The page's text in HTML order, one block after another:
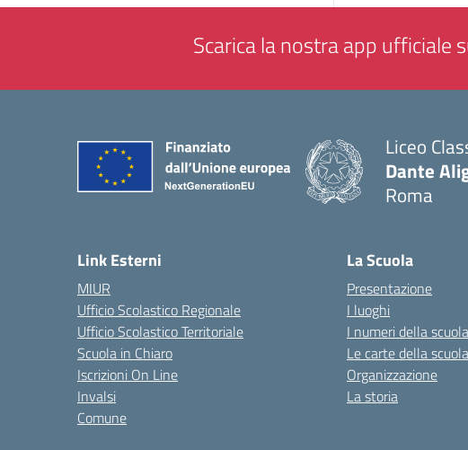
Scarica la nostra app ufficiale
Liceo
Dante
Roma
Link Esterni
MIUR
Ufficio Scolastico Regionale
Ufficio Scolastico Territoriale
Scuola in Chiaro
Iscrizioni On Line
Invalsi
Comune
La Scuola
Presentazione
I luoghi
I numeri della scuola
Le carte della scuola
Organizzazione
La storia